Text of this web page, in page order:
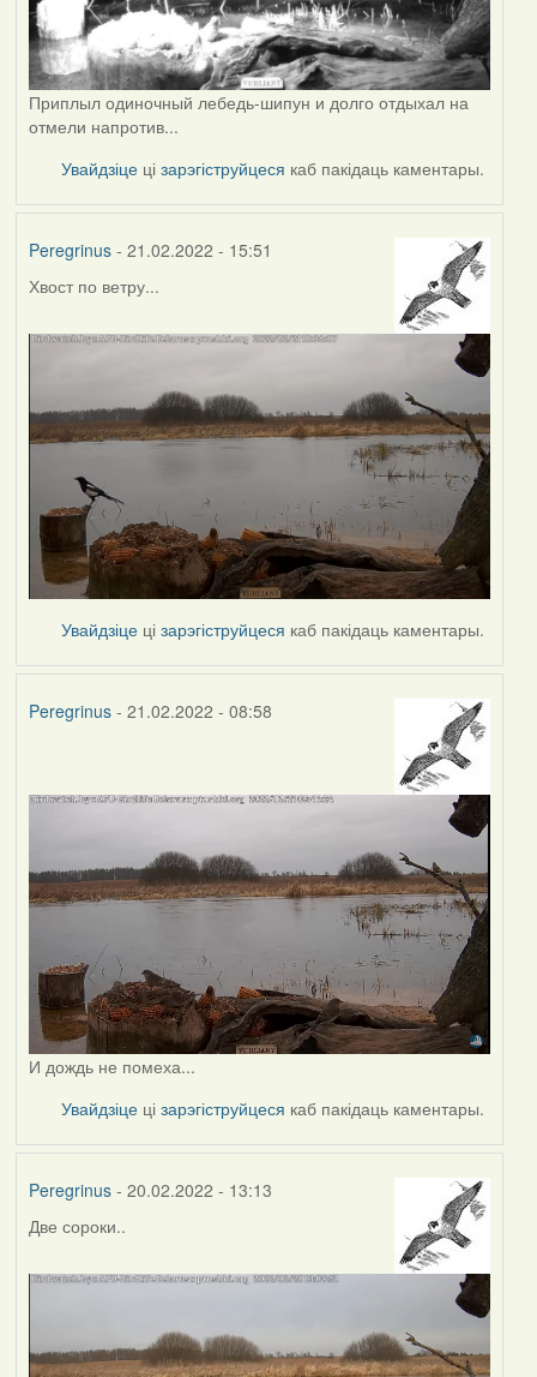
Приплыл одиночный лебедь-шипун и долго отдыхал на
отмели напротив...
Увайдзіце цізарэгіструйцеся каб пакідаць каментары.
Peregrinus- 21.02.2022 - 15:51
Хвост по ветру...
Увайдзіце цізарэгіструйцеся каб пакідаць каментары.
Peregrinus- 21.02.2022 - 08:58
И дождь не помеха...
Увайдзіце цізарэгіструйцеся каб пакідаць каментары.
Peregrinus- 20.02.2022 - 13:13
Две сороки..